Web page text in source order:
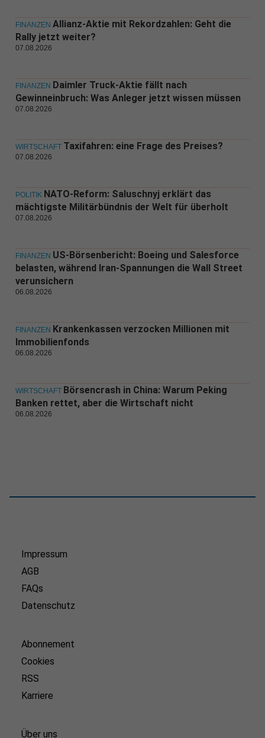
FINANZEN Allianz-Aktie mit Rekordzahlen: Geht die
Rally jetzt weiter?
07.08.2026
FINANZEN Daimler Truck-Aktie fällt nach
Gewinneinbruch: Was Anleger jetzt wissen müssen
07.08.2026
WIRTSCHAFT Taxifahren: eine Frage des Preises?
07.08.2026
POLITIK NATO-Reform: Saluschnyj erklärt das
mächtigste Militärbündnis der Welt für überholt
07.08.2026
FINANZEN US-Börsenbericht: Boeing und Salesforce
belasten, während Iran-Spannungen die Wall Street
verunsichern
06.08.2026
FINANZEN Krankenkassen verzocken Millionen mit
Immobilienfonds
06.08.2026
WIRTSCHAFT Börsencrash in China: Warum Peking
Banken rettet, aber die Wirtschaft nicht
06.08.2026
Impressum
AGB
FAQs
Datenschutz
Abonnement
Cookies
RSS
Karriere
Über uns